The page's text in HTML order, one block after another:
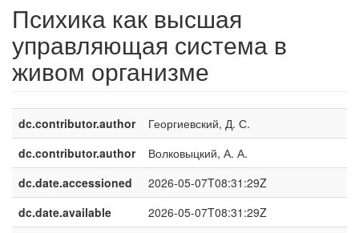
Психика как высшая
управляющая система в
живом организме
dc.contributor.author
Георгиевский, Д. С.
dc.contributor.author
Волковыцкий, А. А.
dc.date.accessioned
2026-05-07T08:31:29Z
dc.date.available
2026-05-07T08:31:29Z